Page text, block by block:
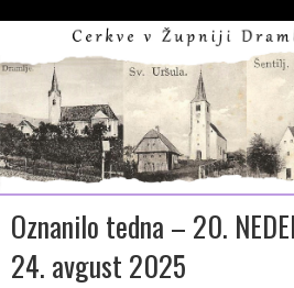
Oznanilo tedna – 20.
24. avgust 2025